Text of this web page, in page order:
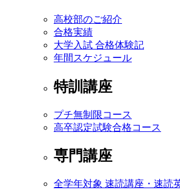
高校部のご紹介
合格実績
大学入試 合格体験記
年間スケジュール
特訓講座
プチ無制限コース
高卒認定試験合格コース
専門講座
全学年対象 速読講座・速読